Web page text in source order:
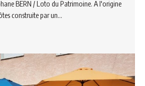
BERN / Loto du Patrimoine. A l'origine
construite par un…